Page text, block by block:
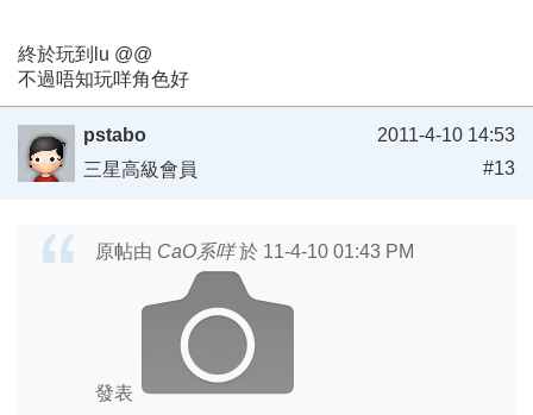
終於玩到lu @@
不過唔知玩咩角色好
pstabo
三星高級會員
2011-4-10 14:53
#13
原帖由 CaO系咩於 11-4-10 01:43 PM
發表